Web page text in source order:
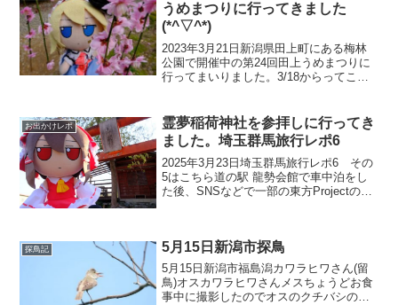
うめまつりに行ってきました
(*^▽^*)
2023年3月21日新潟県田上町にある梅林
公園で開催中の第24回田上うめまつりに
行ってまいりました。3/18からってこと
種類の違う梅も植えてあって時期の差が
ある様で長...
お出かけレポ
霊夢稲荷神社を参拝しに行ってき
ました。埼玉群馬旅行レポ6
2025年3月23日埼玉群馬旅行レポ6 その
5はこちら道の駅 龍勢会館で車中泊をし
た後、SNSなどで一部の東方Projectのフ
いう...
探鳥記 5月15日新潟市探鳥
5月15日新潟市福島潟カワラヒワさん(留
鳥)オスカワラヒワさんメスちょうどお食
事中に撮影したのでオスのクチバシの周